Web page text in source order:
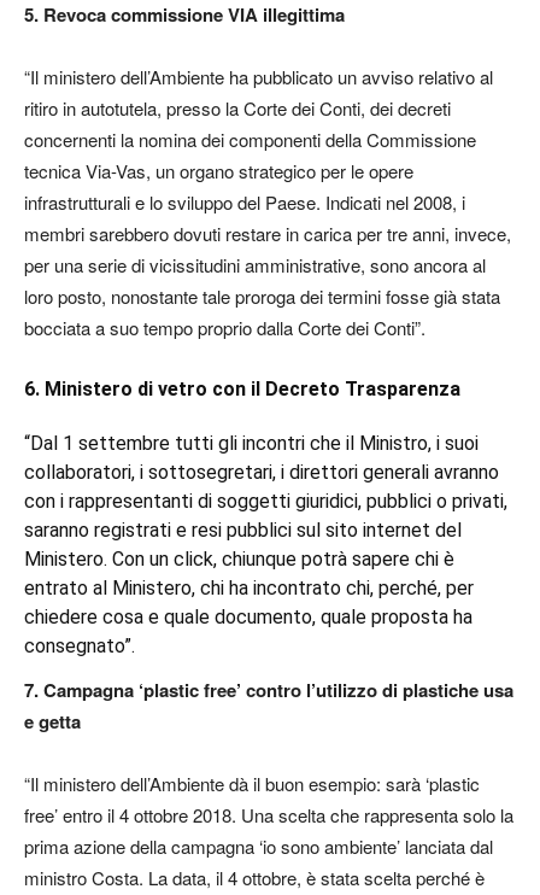
5. Revoca commissione VIA illegittima
“Il ministero dell’Ambiente ha pubblicato un avviso relativo al
ritiro in autotutela, presso la Corte dei Conti, dei decreti
concernenti la nomina dei componenti della Commissione
tecnica Via-Vas, un organo strategico per le opere
infrastrutturali e lo sviluppo del Paese. Indicati nel 2008, i
membri sarebbero dovuti restare in carica per tre anni, invece,
per una serie di vicissitudini amministrative, sono ancora al
loro posto, nonostante tale proroga dei termini fosse già stata
bocciata a suo tempo proprio dalla Corte dei Conti”.
6. Ministero di vetro con il Decreto Trasparenza
“Dal 1 settembre tutti gli incontri che il Ministro, i suoi
collaboratori, i sottosegretari, i direttori generali avranno
con i rappresentanti di soggetti giuridici, pubblici o privati,
saranno registrati e resi pubblici sul sito internet del
Ministero. Con un click, chiunque potrà sapere chi è
entrato al Ministero, chi ha incontrato chi, perché, per
chiedere cosa e quale documento, quale proposta ha
consegnato”.
7. Campagna ‘plastic free’ contro l’utilizzo di plastiche usa
e getta
“Il ministero dell’Ambiente dà il buon esempio: sarà ‘plastic
free’ entro il 4 ottobre 2018. Una scelta che rappresenta solo la
prima azione della campagna ‘io sono ambiente’ lanciata dal
ministro Costa. La data, il 4 ottobre, è stata scelta perché è